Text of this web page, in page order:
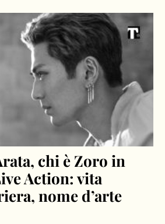
chi è Zoro in
Action: vita
nome d’arte